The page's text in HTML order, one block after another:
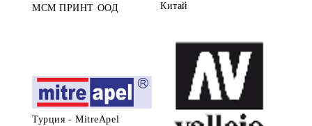
МСМ ПРИНТ ООД Китай
Турция - MitreApel